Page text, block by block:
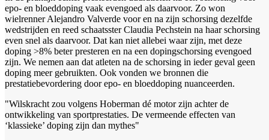
epo- en bloeddoping vaak evengoed als daarvoor. Zo won
wielrenner Alejandro Valverde voor en na zijn schorsing dezelfde
wedstrijden en reed schaatsster Claudia Pechstein na haar schorsing
even snel als daarvoor. Dat kan niet allebei waar zijn, met deze
doping >8% beter presteren en na een dopingschorsing evengoed
zijn. We nemen aan dat atleten na de schorsing in ieder geval geen
doping meer gebruikten. Ook vonden we bronnen die
prestatiebevordering door epo- en bloeddoping nuanceerden.
"Wilskracht zou volgens Hoberman dé motor zijn achter de
ontwikkeling van sportprestaties. De vermeende effecten van
‘klassieke’ doping zijn dan mythes"